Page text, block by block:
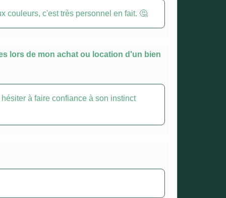
couleurs, c'est très personnel en fait. 🤔
lors de mon achat ou location d'un bien
à faire confiance à son instinct